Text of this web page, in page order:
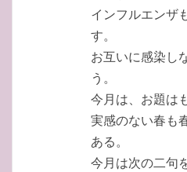
インフルエンザ
す。
お互いに感染し
う。
今月は、お題は
実感のない春も
ある。
今月は次の二句